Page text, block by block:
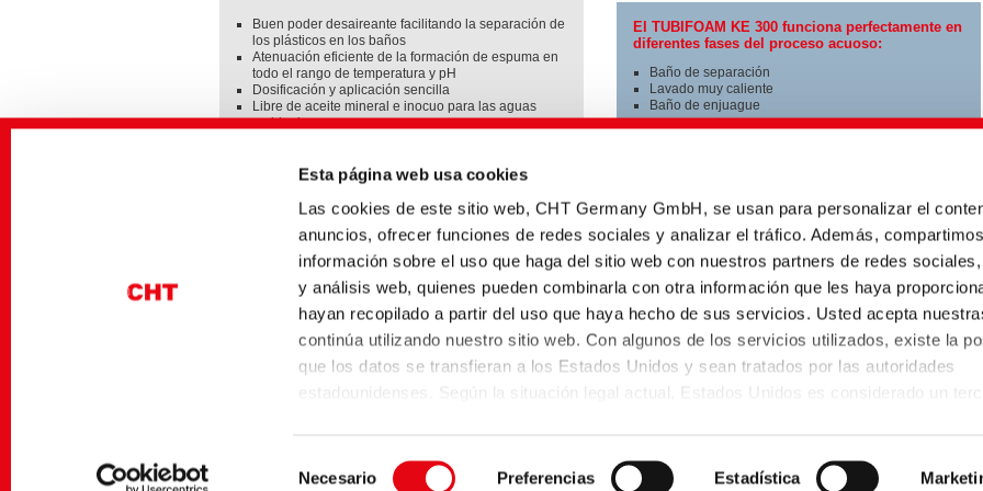
Esta página web usa cookies
Las cookies de este sitio web, CHT Germany GmbH, se usan para personalizar el
anuncios, ofrecer funciones de redes sociales y analizar el tráfico. Además, compartimos
información sobre el uso que haga del sitio web con nuestros partners de redes
y análisis web, quienes pueden combinarla con otra información que les haya
hayan recopilado a partir del uso que haya hecho de sus servicios. Usted acepta
continúa utilizando nuestro sitio web. Con algunos de los servicios utilizados, existe la
que los datos se transfieran a los Estados Unidos y sean tratados por las autoridades
estadounidenses. Según la situación legal actual, Estados Unidos es considerado un
Marco de Privacidad de Datos UE-EE.UU. y, por tanto, se aplica la decisión de
Necesario Preferencias Estadística
Buen poder desaireante facilitando la separación de
los plásticos en los baños
Atenuación eficiente de la formación de espuma en
todo el rango de temperatura y pH
Dosificación y aplicación sencilla
Libre de aceite mineral e inocuo para las aguas
residuales
INFORMACIONES SOBRE EL PRODUCTO:
TUBIFOAM KE 300
El equipo de CHT Recycling Solutions le apoya en todo
momento con información y consejos de aplicación
El TUBIFOAM KE 300 funciona perfectamente en
diferentes fases del proceso acuoso:
Baño de separación
Lavado muy caliente
Baño de enjuague
siguientes productos de la CHT:
TUBIWASH SKP|Detergentes
TUBIWASH GFN